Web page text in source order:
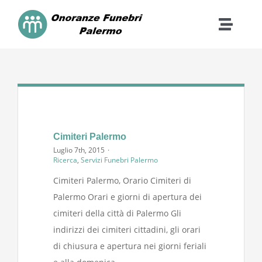
content
Toggle
Cosa Facciamo
Dona
FAQ
Cimiteri Palermo
Luglio 7th, 2015 ·
Ricerca, Servizi Funebri Palermo
Cimiteri Palermo, Orario Cimiteri di
Palermo Orari e giorni di apertura dei
cimiteri della città di Palermo Gli
indirizzi dei cimiteri cittadini, gli orari
di chiusura e apertura nei giorni feriali